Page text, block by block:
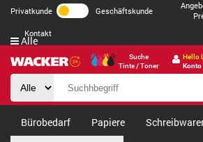
Privatkunde Geschäftskunde
Kontakt
Suche
Tinte / Toner
Hello
Alle
Bürobedarf Papiere